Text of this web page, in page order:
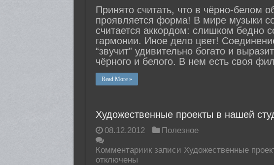
Принято считать, что в чёрно-белом
проявляется форма! В мире музыки
считается аккордом: слишком бедно
гармонии. Иное дело цвет!
“звучит” удивительно богато и
чёрного и белого. В нем есть своя
Read More »
Художественные проекты в нашей
08.12.2012 Полезное
Комментариик записи Художественные
отключены